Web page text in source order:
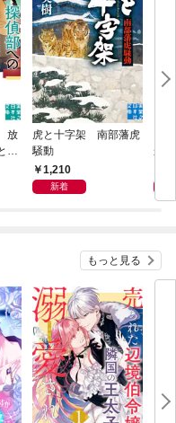
放
と
虎と十字架 南部藩虎
騒動
1,210
新着
か
もっと見る